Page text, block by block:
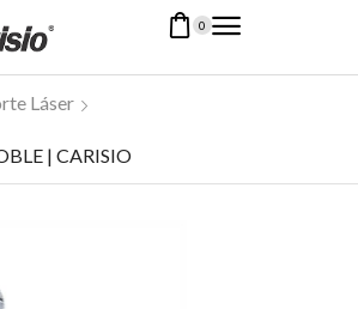
0
Láser
| CARISIO